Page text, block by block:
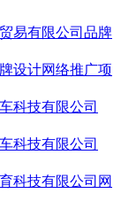
易有限公司品牌
设计网络推广项
科技有限公司
科技有限公司
科技有限公司网